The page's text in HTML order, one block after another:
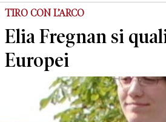
TIRO CON L’ARCO
Elia Fregnan si
Europei